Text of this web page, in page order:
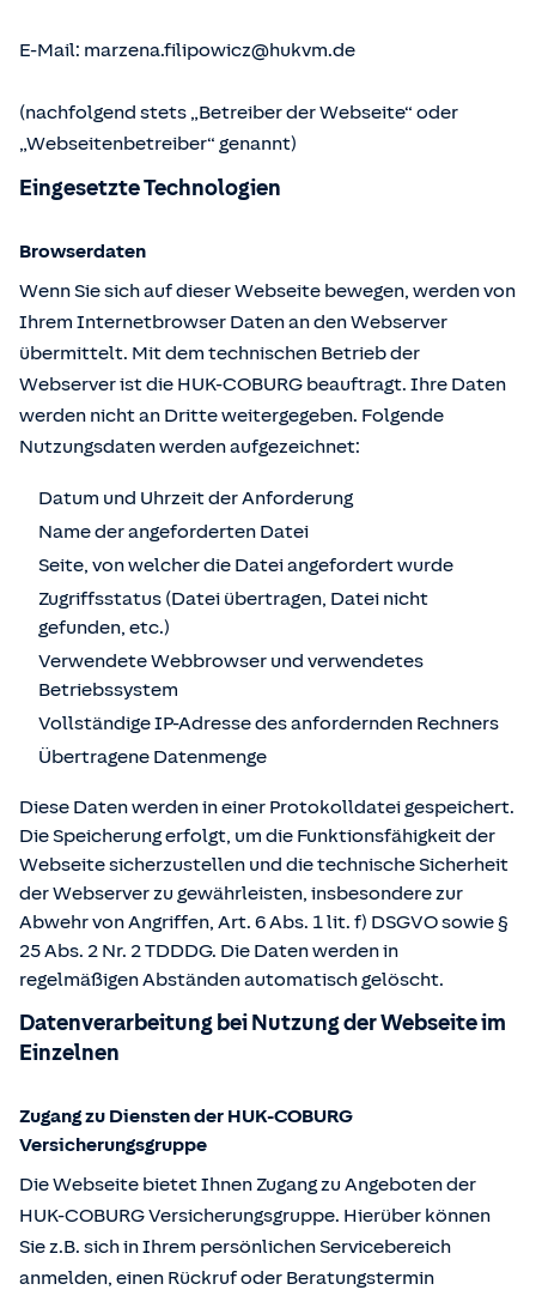
E-Mail: marzena.filipowicz@hukvm.de
(nachfolgend stets „Betreiber der Webseite“ oder
„Webseitenbetreiber“ genannt)
Eingesetzte Technologien
Browserdaten
Wenn Sie sich auf dieser Webseite bewegen, werden von
Ihrem Internetbrowser Daten an den Webserver
übermittelt. Mit dem technischen Betrieb der
Webserver ist die HUK-COBURG beauftragt. Ihre Daten
werden nicht an Dritte weitergegeben. Folgende
Nutzungsdaten werden aufgezeichnet:
Datum und Uhrzeit der Anforderung
Name der angeforderten Datei
Seite, von welcher die Datei angefordert wurde
Zugriffsstatus (Datei übertragen, Datei nicht
gefunden, etc.)
Verwendete Webbrowser und verwendetes
Betriebssystem
Vollständige IP-Adresse des anfordernden Rechners
Übertragene Datenmenge
Diese Daten werden in einer Protokolldatei gespeichert.
Die Speicherung erfolgt, um die Funktionsfähigkeit der
Webseite sicherzustellen und die technische Sicherheit
der Webserver zu gewährleisten, insbesondere zur
Abwehr von Angriffen, Art. 6 Abs. 1 lit. f) DSGVO sowie §
25 Abs. 2 Nr. 2 TDDDG. Die Daten werden in
regelmäßigen Abständen automatisch gelöscht.
Datenverarbeitung bei Nutzung der Webseite im
Einzelnen
Zugang zu Diensten der HUK-COBURG
Versicherungsgruppe
Die Webseite bietet Ihnen Zugang zu Angeboten der
HUK-COBURG Versicherungsgruppe. Hierüber können
Sie z.B. sich in Ihrem persönlichen Servicebereich
anmelden, einen Rückruf oder Beratungstermin